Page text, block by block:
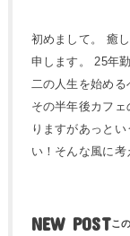
初めまして。 癒
申します。 25年
二の人生を始め
その半年後カフ
りますがあっと
い！そんな風に考
NEW POST